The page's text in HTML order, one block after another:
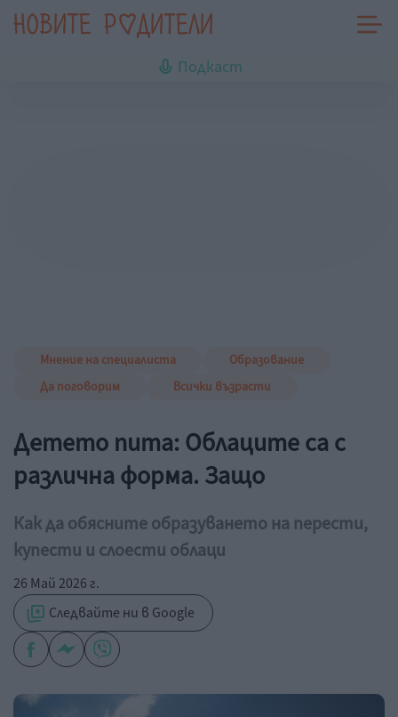
Подкаст
Мнение на специалиста
Образование
Да поговорим
Всички възрасти
Детето пита: Облаците са с
различна форма. Защо
Как да обясните образуването на перести,
купести и слоести облаци
26 Май 2026 г.
Следвайте ни в Google